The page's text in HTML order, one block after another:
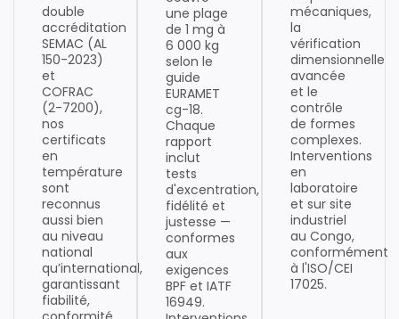
double
accréditation
SEMAC (AL
150-2023)
et
COFRAC
(2-7200),
nos
certificats
en
température
sont
reconnus
aussi bien
au niveau
national
qu’international,
garantissant
fiabilité,
une plage
de 1 mg à
6 000 kg
selon le
guide
EURAMET
cg-18.
Chaque
rapport
inclut
tests
d'excentration,
fidélité et
justesse —
conformes
aux
exigences
BPF et IATF
16949.
mécaniques,
la
vérification
dimensionnelle
avancée
et le
contrôle
de formes
complexes.
Interventions
en
laboratoire
et sur site
industriel
au Congo,
conformément
à l'ISO/CEI
17025.